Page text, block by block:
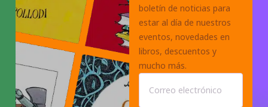
boletín de noticias para
estar al día de nuestros
eventos, novedades en
libros, descuentos y
mucho más.